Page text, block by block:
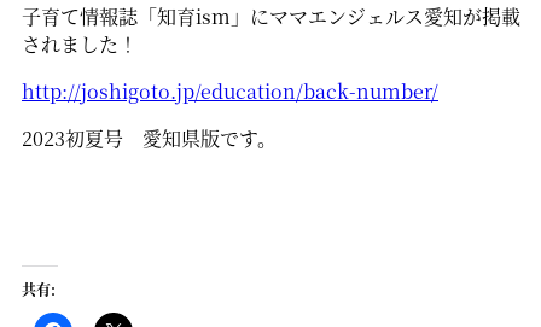
子育て情報誌「知育ism」にママエンジェルス愛知が掲載
されました！
http://joshigoto.jp/education/back-number/
2023初夏号 愛知県版です。
共有: